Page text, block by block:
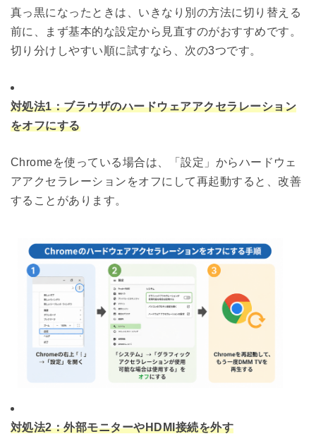
真っ黒になったときは、いきなり別の方法に切り替える
前に、まず基本的な設定から見直すのがおすすめです。
切り分けしやすい順に試すなら、次の3つです。
対処法1：ブラウザのハードウェアアクセラレーション
をオフにする
Chromeを使っている場合は、「設定」からハードウェ
アアクセラレーションをオフにして再起動すると、改善
することがあります。
対処法2：外部モニターやHDMI接続を外す